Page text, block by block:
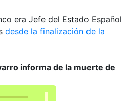
era Jefe del Estado Español
desde la finalización de la
informa de la muerte de